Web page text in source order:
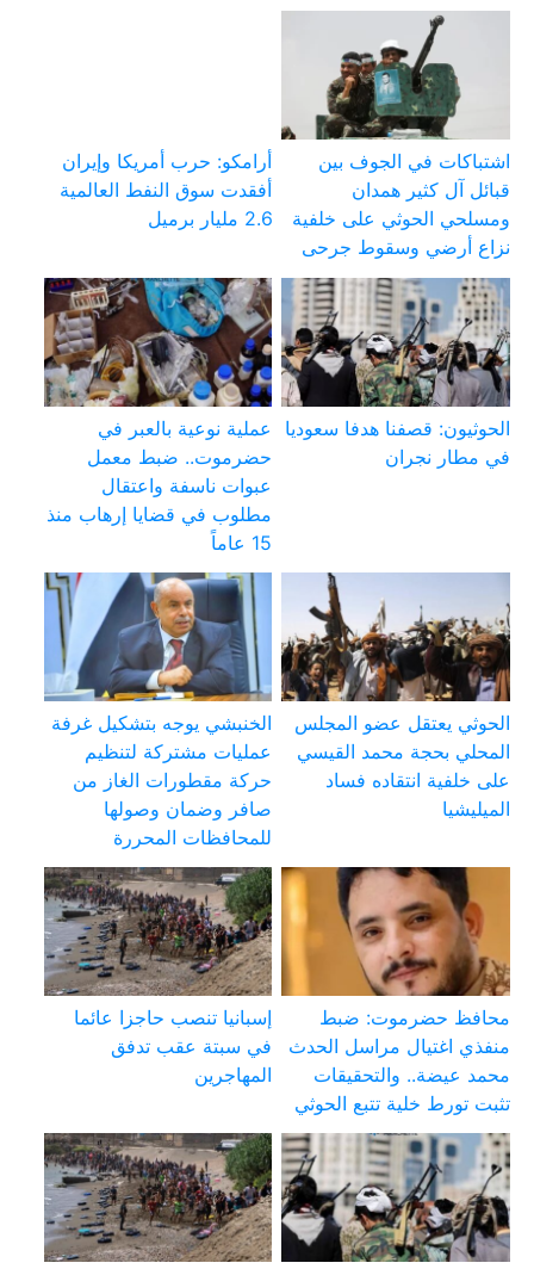
اشتباكات في الجوف بين
قبائل آل كثير همدان
ومسلحي الحوثي على خلفية
نزاع أرضي وسقوط جرحى
أرامكو: حرب أمريكا وإيران
أفقدت سوق النفط العالمية
2.6 مليار برميل
الحوثيون: قصفنا هدفا سعوديا
في مطار نجران
عملية نوعية بالعبر في
حضرموت.. ضبط معمل
عبوات ناسفة واعتقال
مطلوب في قضايا إرهاب منذ
15 عاماً
الحوثي يعتقل عضو المجلس
المحلي بحجة محمد القيسي
على خلفية انتقاده فساد
الميليشيا
الخنبشي يوجه بتشكيل غرفة
عمليات مشتركة لتنظيم
حركة مقطورات الغاز من
صافر وضمان وصولها
للمحافظات المحررة
محافظ حضرموت: ضبط
منفذي اغتيال مراسل الحدث
محمد عيضة.. والتحقيقات
تثبت تورط خلية تتبع الحوثي
إسبانيا تنصب حاجزا عائما
في سبتة عقب تدفق
المهاجرين